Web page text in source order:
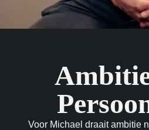
Voor Michael draait ambitie